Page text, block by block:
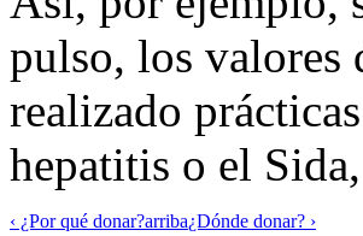
pulso, los valores
realizado
hepatitis o el
‹ ¿Por qué donar?arriba¿Dónde donar? ›